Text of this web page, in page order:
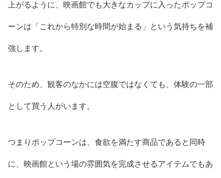
上がるように、映画館でも大きなカップに入ったポップコ
ーンは「これから特別な時間が始まる」という気持ちを補
強します。
そのため、観客のなかには空腹ではなくても、体験の一部
として買う人がいます。
つまりポップコーンは、食欲を満たす商品であると同時
に、映画館という場の雰囲気を完成させるアイテムでもあ